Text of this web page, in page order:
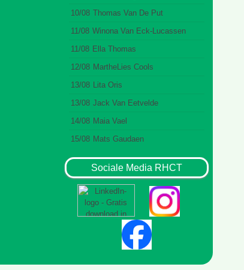
10/08 Thomas Van De Put
11/08 Winona Van Eck-Lucassen
11/08 Ella Thomas
12/08 MartheLies Cools
13/08 Lita Oris
13/08 Jack Van Eetvelde
14/08 Maia Vael
15/08 Mats Gaudaen
Sociale Media RHCT